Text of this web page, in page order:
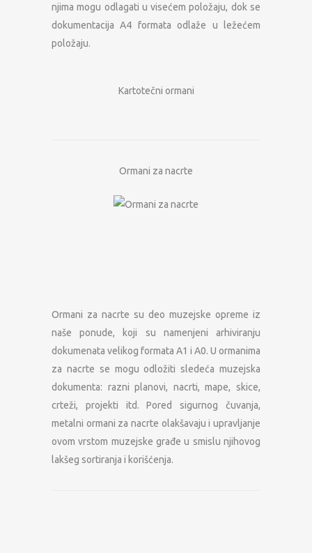
njima mogu odlagati u visećem položaju, dok se
dokumentacija A4 formata odlaže u ležećem
položaju.
Kartotečni ormani
Ormani za nacrte
Ormani za nacrte su deo muzejske opreme iz
naše ponude, koji su namenjeni arhiviranju
dokumenata velikog formata A1 i A0. U ormanima
za nacrte se mogu odložiti sledeća muzejska
dokumenta: razni planovi, nacrti, mape, skice,
crteži, projekti itd. Pored sigurnog čuvanja,
metalni ormani za nacrte olakšavaju i upravljanje
ovom vrstom muzejske građe u smislu njihovog
lakšeg sortiranja i korišćenja.